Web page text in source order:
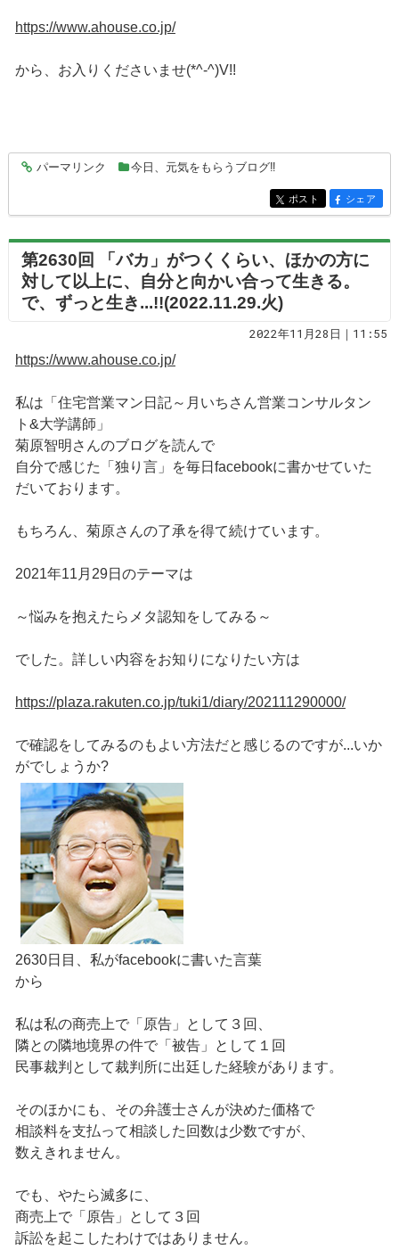
https://www.ahouse.co.jp/
から、お入りくださいませ(*^-^)V!!
entry7602
パーマリンク 今日、元気をもらうブログ‼
entry7602
ポスト entry7602
シェア
第2630回 「バカ」がつくくらい、ほかの方に
対して以上に、自分と向かい合って生きる。
で、ずっと生き...!!(2022.11.29.火)
2022年11月28日｜11:55
https://www.ahouse.co.jp/
私は「住宅営業マン日記～月いちさん営業コンサルタン
ト&大学講師」
菊原智明さんのブログを読んで
自分で感じた「独り言」を毎日facebookに書かせていた
だいております。
もちろん、菊原さんの了承を得て続けています。
2021年11月29日のテーマは
～悩みを抱えたらメタ認知をしてみる～
でした。詳しい内容をお知りになりたい方は
https://plaza.rakuten.co.jp/tuki1/diary/202111290000/
で確認をしてみるのもよい方法だと感じるのですが...いか
がでしょうか?
2630日目、私がfacebookに書いた言葉
から
私は私の商売上で「原告」として３回、
隣との隣地境界の件で「被告」として１回
民事裁判として裁判所に出廷した経験があります。
そのほかにも、その弁護士さんが決めた価格で
相談料を支払って相談した回数は少数ですが、
数えきれません。
でも、やたら滅多に、
商売上で「原告」として３回
訴訟を起こしたわけではありません。